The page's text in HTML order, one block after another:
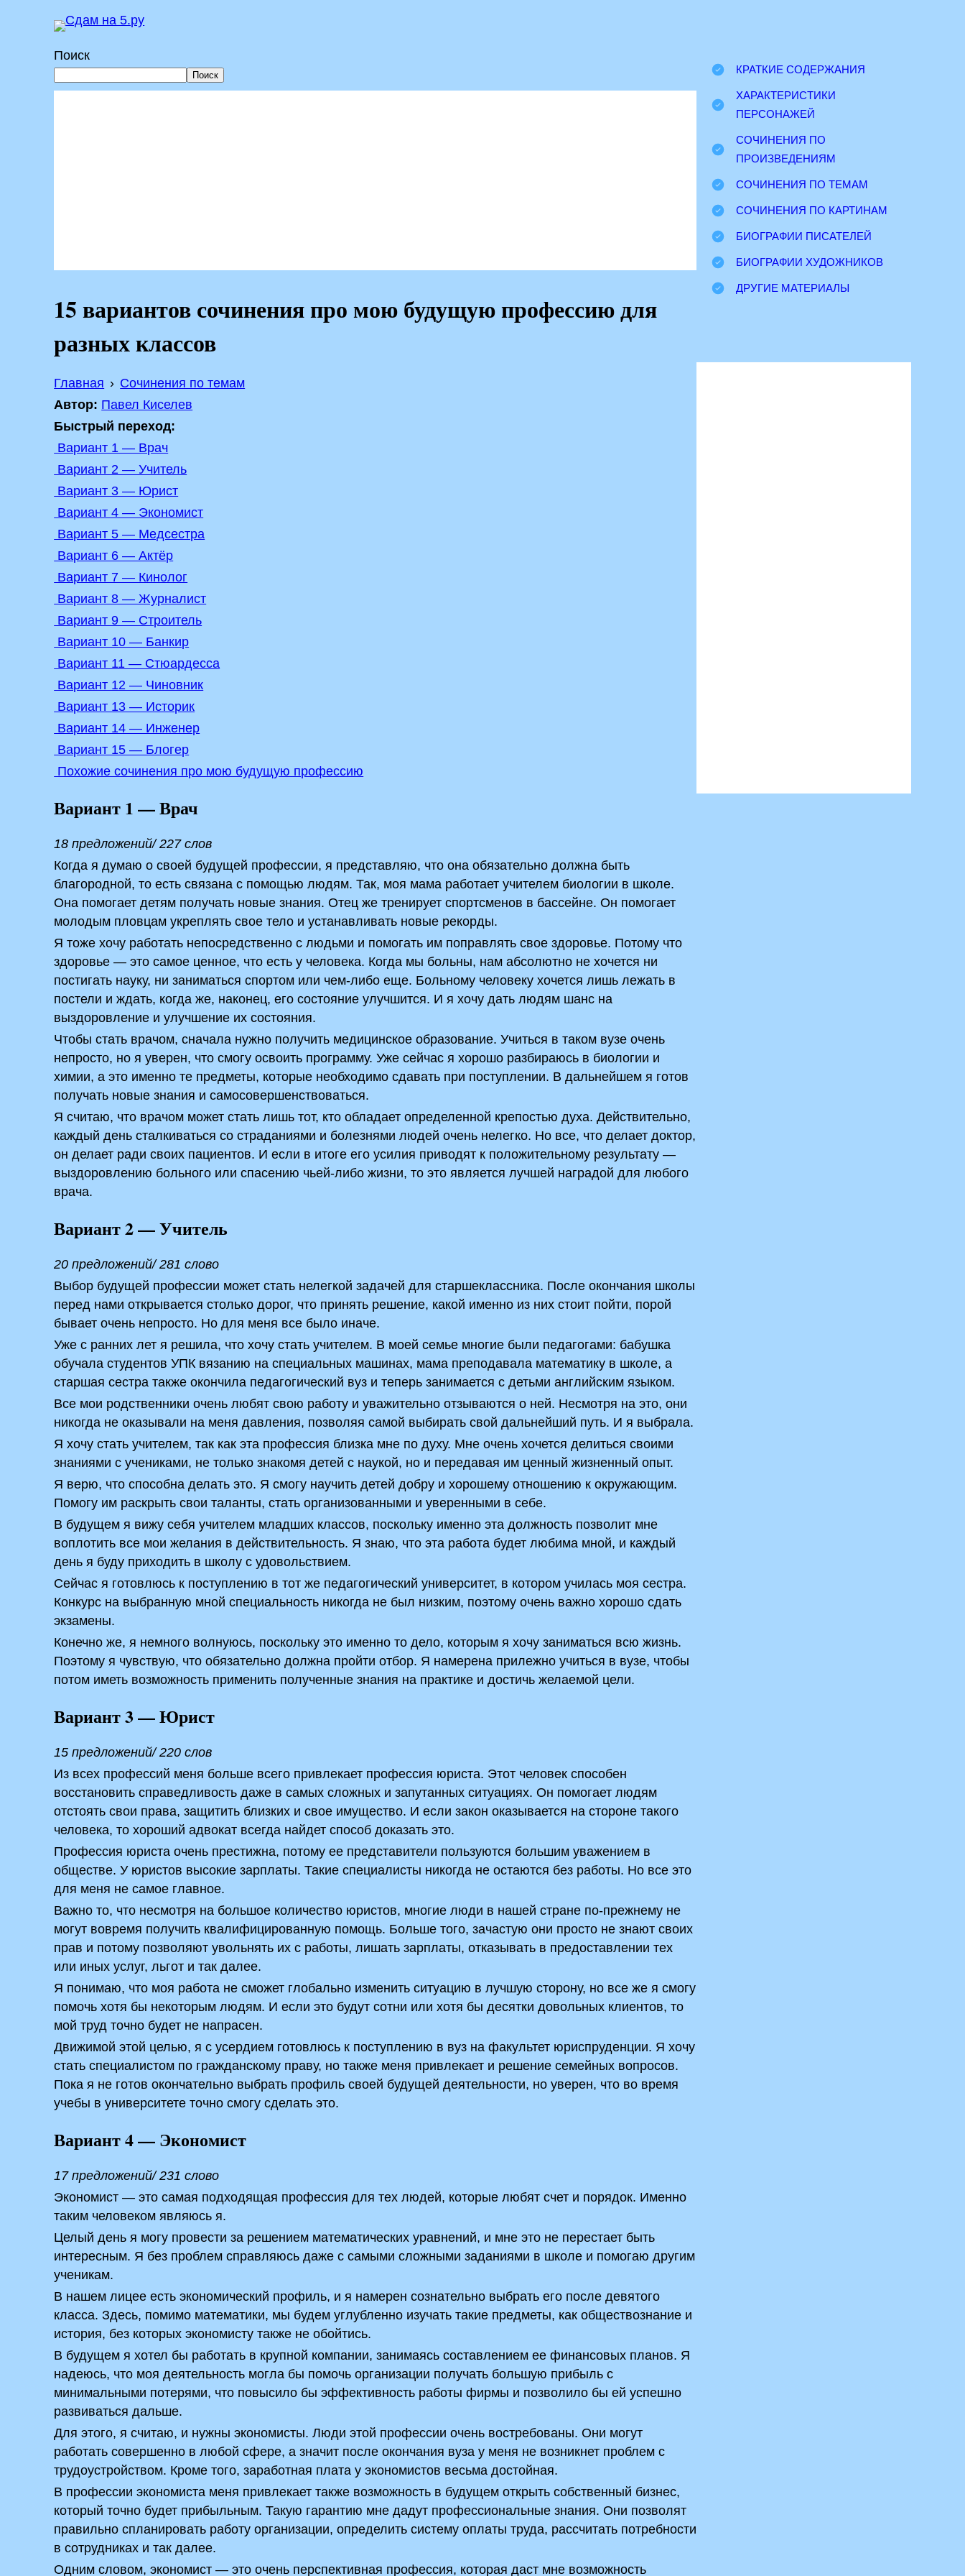
Перейти
к
содержимому
Поиск
Поиск
15 вариантов сочинения про мою будущую профессию для
разных классов
Главная
Сочинения по темам
Автор: Павел Киселев
Быстрый переход:
Вариант 1 — Врач
Вариант 2 — Учитель
Вариант 3 — Юрист
Вариант 4 — Экономист
Вариант 5 — Медсестра
Вариант 6 — Актёр
Вариант 7 — Кинолог
Вариант 8 — Журналист
Вариант 9 — Строитель
Вариант 10 — Банкир
Вариант 11 — Стюардесса
Вариант 12 — Чиновник
Вариант 13 — Историк
Вариант 14 — Инженер
Вариант 15 — Блогер
Похожие сочинения про мою будущую профессию
Вариант 1 — Врач
18 предложений/ 227 слов
Когда я думаю о своей будущей профессии, я представляю, что она обязательно должна быть
благородной, то есть связана с помощью людям. Так, моя мама работает учителем биологии в школе.
Она помогает детям получать новые знания. Отец же тренирует спортсменов в бассейне. Он помогает
молодым пловцам укреплять свое тело и устанавливать новые рекорды.
Я тоже хочу работать непосредственно с людьми и помогать им поправлять свое здоровье. Потому что
здоровье — это самое ценное, что есть у человека. Когда мы больны, нам абсолютно не хочется ни
постигать науку, ни заниматься спортом или чем-либо еще. Больному человеку хочется лишь лежать в
постели и ждать, когда же, наконец, его состояние улучшится. И я хочу дать людям шанс на
выздоровление и улучшение их состояния.
Чтобы стать врачом, сначала нужно получить медицинское образование. Учиться в таком вузе очень
непросто, но я уверен, что смогу освоить программу. Уже сейчас я хорошо разбираюсь в биологии и
химии, а это именно те предметы, которые необходимо сдавать при поступлении. В дальнейшем я готов
получать новые знания и самосовершенствоваться.
Я считаю, что врачом может стать лишь тот, кто обладает определенной крепостью духа. Действительно,
каждый день сталкиваться со страданиями и болезнями людей очень нелегко. Но все, что делает доктор,
он делает ради своих пациентов. И если в итоге его усилия приводят к положительному результату —
выздоровлению больного или спасению чьей-либо жизни, то это является лучшей наградой для любого
врача.
Вариант 2 — Учитель
20 предложений/ 281 слово
Выбор будущей профессии может стать нелегкой задачей для старшеклассника. После окончания школы
перед нами открывается столько дорог, что принять решение, какой именно из них стоит пойти, порой
бывает очень непросто. Но для меня все было иначе.
Уже с ранних лет я решила, что хочу стать учителем. В моей семье многие были педагогами: бабушка
обучала студентов УПК вязанию на специальных машинах, мама преподавала математику в школе, а
старшая сестра также окончила педагогический вуз и теперь занимается с детьми английским языком.
Все мои родственники очень любят свою работу и уважительно отзываются о ней. Несмотря на это, они
никогда не оказывали на меня давления, позволяя самой выбирать свой дальнейший путь. И я выбрала.
Я хочу стать учителем, так как эта профессия близка мне по духу. Мне очень хочется делиться своими
знаниями с учениками, не только знакомя детей с наукой, но и передавая им ценный жизненный опыт.
Я верю, что способна делать это. Я смогу научить детей добру и хорошему отношению к окружающим.
Помогу им раскрыть свои таланты, стать организованными и уверенными в себе.
В будущем я вижу себя учителем младших классов, поскольку именно эта должность позволит мне
воплотить все мои желания в действительность. Я знаю, что эта работа будет любима мной, и каждый
день я буду приходить в школу с удовольствием.
Сейчас я готовлюсь к поступлению в тот же педагогический университет, в котором училась моя сестра.
Конкурс на выбранную мной специальность никогда не был низким, поэтому очень важно хорошо сдать
экзамены.
Конечно же, я немного волнуюсь, поскольку это именно то дело, которым я хочу заниматься всю жизнь.
Поэтому я чувствую, что обязательно должна пройти отбор. Я намерена прилежно учиться в вузе, чтобы
потом иметь возможность применить полученные знания на практике и достичь желаемой цели.
Вариант 3 — Юрист
15 предложений/ 220 слов
Из всех профессий меня больше всего привлекает профессия юриста. Этот человек способен
восстановить справедливость даже в самых сложных и запутанных ситуациях. Он помогает людям
отстоять свои права, защитить близких и свое имущество. И если закон оказывается на стороне такого
человека, то хороший адвокат всегда найдет способ доказать это.
Профессия юриста очень престижна, потому ее представители пользуются большим уважением в
обществе. У юристов высокие зарплаты. Такие специалисты никогда не остаются без работы. Но все это
для меня не самое главное.
Важно то, что несмотря на большое количество юристов, многие люди в нашей стране по-прежнему не
могут вовремя получить квалифицированную помощь. Больше того, зачастую они просто не знают своих
прав и потому позволяют увольнять их с работы, лишать зарплаты, отказывать в предоставлении тех
или иных услуг, льгот и так далее.
Я понимаю, что моя работа не сможет глобально изменить ситуацию в лучшую сторону, но все же я смогу
помочь хотя бы некоторым людям. И если это будут сотни или хотя бы десятки довольных клиентов, то
мой труд точно будет не напрасен.
Движимой этой целью, я с усердием готовлюсь к поступлению в вуз на факультет юриспруденции. Я хочу
стать специалистом по гражданскому праву, но также меня привлекает и решение семейных вопросов.
Пока я не готов окончательно выбрать профиль своей будущей деятельности, но уверен, что во время
учебы в университете точно смогу сделать это.
Вариант 4 — Экономист
17 предложений/ 231 слово
Экономист — это самая подходящая профессия для тех людей, которые любят счет и порядок. Именно
таким человеком являюсь я.
Целый день я могу провести за решением математических уравнений, и мне это не перестает быть
интересным. Я без проблем справляюсь даже с самыми сложными заданиями в школе и помогаю другим
ученикам.
В нашем лицее есть экономический профиль, и я намерен сознательно выбрать его после девятого
класса. Здесь, помимо математики, мы будем углубленно изучать такие предметы, как обществознание и
история, без которых экономисту также не обойтись.
В будущем я хотел бы работать в крупной компании, занимаясь составлением ее финансовых планов. Я
надеюсь, что моя деятельность могла бы помочь организации получать большую прибыль с
минимальными потерями, что повысило бы эффективность работы фирмы и позволило бы ей успешно
развиваться дальше.
Для этого, я считаю, и нужны экономисты. Люди этой профессии очень востребованы. Они могут
работать совершенно в любой сфере, а значит после окончания вуза у меня не возникнет проблем с
трудоустройством. Кроме того, заработная плата у экономистов весьма достойная.
В профессии экономиста меня привлекает также возможность в будущем открыть собственный бизнес,
который точно будет прибыльным. Такую гарантию мне дадут профессиональные знания. Они позволят
правильно спланировать работу организации, определить систему оплаты труда, рассчитать потребности
в сотрудниках и так далее.
Одним словом, экономист — это очень перспективная профессия, которая даст мне возможность
КРАТКИЕ СОДЕРЖАНИЯ
ХАРАКТЕРИСТИКИ
ПЕРСОНАЖЕЙ
СОЧИНЕНИЯ ПО
ПРОИЗВЕДЕНИЯМ
СОЧИНЕНИЯ ПО ТЕМАМ
СОЧИНЕНИЯ ПО КАРТИНАМ
БИОГРАФИИ ПИСАТЕЛЕЙ
БИОГРАФИИ ХУДОЖНИКОВ
ДРУГИЕ МАТЕРИАЛЫ